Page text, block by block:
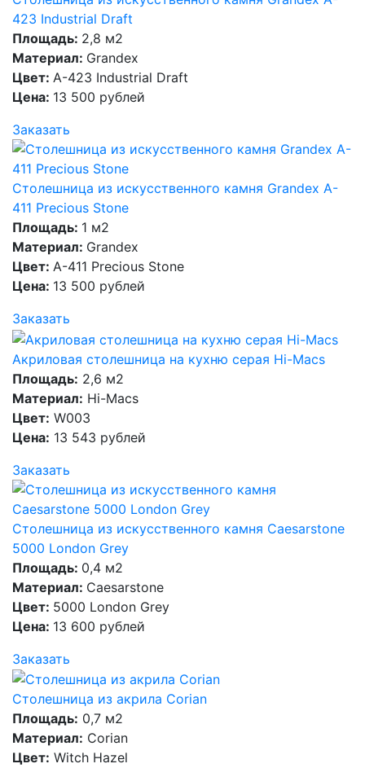
423 Industrial Draft
Площадь: 2,8 м2
Материал: Grandex
Цвет: A-423 Industrial Draft
Цена: 13 500 рублей
Заказать
Столешница из искусственного камня Grandex A-
411 Precious Stone
Площадь: 1 м2
Материал: Grandex
Цвет: A-411 Precious Stone
Цена: 13 500 рублей
Заказать
Акриловая столешница на кухню серая Hi-Macs
Площадь: 2,6 м2
Материал: Hi-Macs
Цвет: W003
Цена: 13 543 рублей
Заказать
Столешница из искусственного камня Caesarstone
5000 London Grey
Площадь: 0,4 м2
Материал: Caesarstone
Цвет: 5000 London Grey
Цена: 13 600 рублей
Заказать
Столешница из акрила Corian
Площадь: 0,7 м2
Материал: Corian
Цвет: Witch Hazel